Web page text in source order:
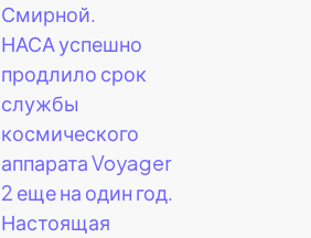
Смирной.
НАСА успешно
продлило срок
службы
космического
аппарата Voyager
2 еще на один год.
Настоящая